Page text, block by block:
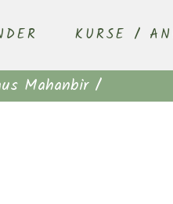
KURSE /
Mahanbir/